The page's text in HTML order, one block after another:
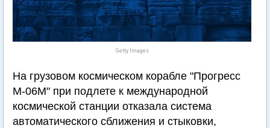
Getty Images
На грузовом космическом корабле "Прогресс
М-06М" при подлете к международной
космической станции отказала система
автоматического сближения и стыковки,